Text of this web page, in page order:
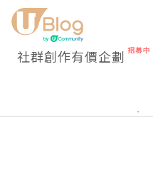
社群創作有價企劃